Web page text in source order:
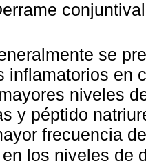
se
inflamatorios en
niveles
y péptido
frecuencia
los niveles de